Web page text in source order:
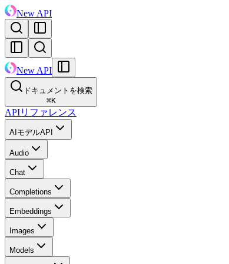
New API
New API
ドキュメントを検索
⌘K
APIリファレンス
AIモデルAPI
Audio
Chat
Completions
Embeddings
Images
Models